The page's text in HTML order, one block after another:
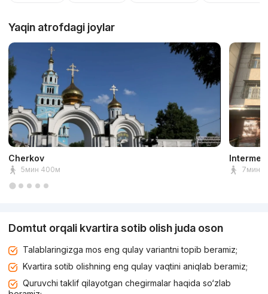
Yaqin atrofdagi joylar
Cherkov
5мин 400м 7мин
Domtut orqali kvartira sotib olish juda oson
Talablaringizga mos eng qulay variantni topib beramiz;
Kvartira sotib olishning eng qulay vaqtini aniqlab beramiz;
Quruvchi taklif qilayotgan chegirmalar haqida so‘zlab